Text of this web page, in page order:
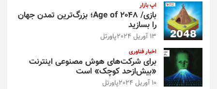
اپ بازار
بازی/ Age of 2048؛ بزرگ‌ترین تمدن جهان
را بسازید
13 آوریل 2024 پاورتل
اخبار فناوری
برای شرکت‌های هوش مصنوعی اینترنت
«بیش‌از‌حد کوچک» است
10 آوریل 2024 پاورتل